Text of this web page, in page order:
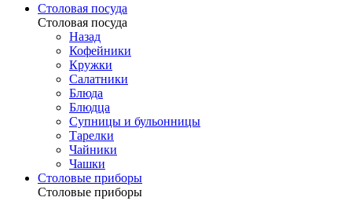
Столовая посуда
Столовая посуда
Назад
Кофейники
Кружки
Салатники
Блюда
Блюдца
Супницы и бульонницы
Тарелки
Чайники
Чашки
Cтоловые приборы
Cтоловые приборы